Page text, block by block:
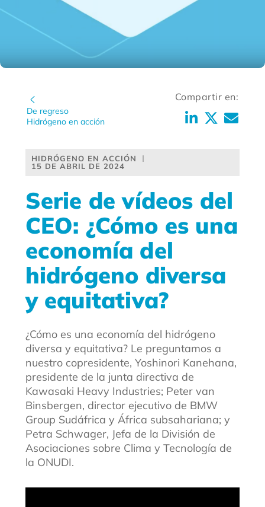
De regreso
Hidrógeno en acción
Compartir en:
HIDRÓGENO EN ACCIÓN
15 DE ABRIL DE 2024
Serie de vídeos del
CEO: ¿Cómo es una
economía del
hidrógeno diversa
y equitativa?
¿Cómo es una economía del hidrógeno
diversa y equitativa? Le preguntamos a
nuestro copresidente, Yoshinori Kanehana,
presidente de la junta directiva de
Kawasaki Heavy Industries; Peter van
Binsbergen, director ejecutivo de BMW
Group Sudáfrica y África subsahariana; y
Petra Schwager, Jefa de la División de
Asociaciones sobre Clima y Tecnología de
la ONUDI.